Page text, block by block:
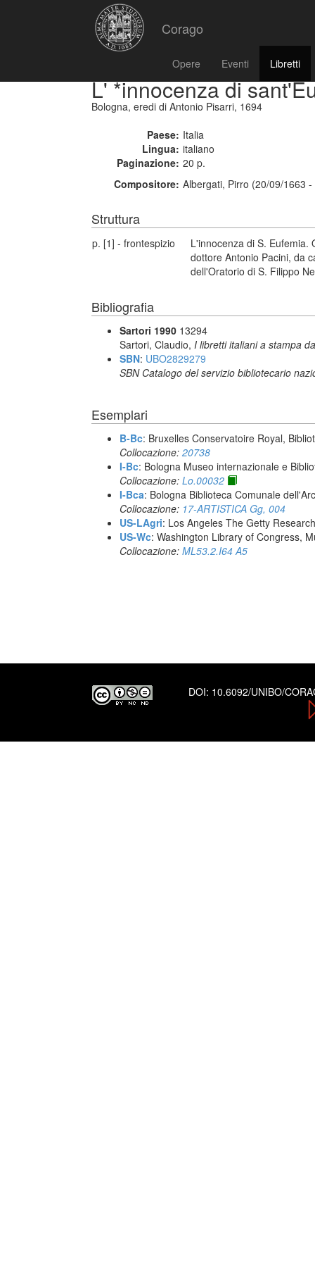
Corago
Opere Eventi Libretti
L' *innocenza di
Bologna, eredi di Antonio Pisarri, 1694
Paese: Italia
Lingua: italiano
Paginazione: 20 p.
Compositore: Albergati, Pirro (20/09/1663
Struttura
p. [1] - frontespizio
L'innocenza di S. Eufemia.
dottore Antonio Pacini, da
dell'Oratorio di S. Filippo
Bibliografia
Sartori 1990 13294
Sartori, Claudio, I libretti italiani a stampa
SBN: UBO2829279
SBN Catalogo del servizio bibliotecario
Esemplari
B-Bc: Bruxelles Conservatoire Royal,
Collocazione: 20738
I-Bc: Bologna Museo internazionale e
Collocazione: Lo.00032
I-Bca: Bologna Biblioteca Comunale
Collocazione: 17-ARTISTICA Gg, 004
US-LAgri: Los Angeles The Getty
US-Wc: Washington Library of Congress,
Collocazione: ML53.2.I64 A5
DOI: 10.6092/UNIBO/